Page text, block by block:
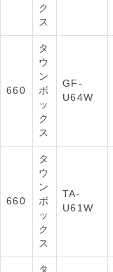
ク
ス
660
タ
ウ
ン
ボ
ッ
ク
ス
GF-
U64W
660
タ
ウ
ン
ボ
ッ
ク
ス
TA-
U61W
タ